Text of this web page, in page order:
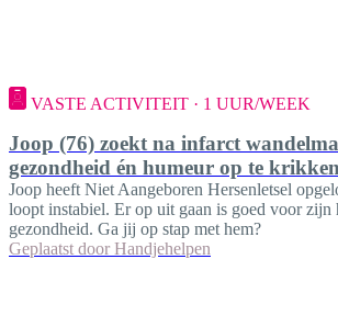
VASTE ACTIVITEIT · 1 UUR/WEEK
Joop (76) zoekt na infarct
gezondheid én humeur op te
Joop heeft Niet Aangeboren Hersenletsel
loopt instabiel. Er op uit gaan is goed voor zijn
gezondheid. Ga jij op stap met hem?
Geplaatst door Handjehelpen